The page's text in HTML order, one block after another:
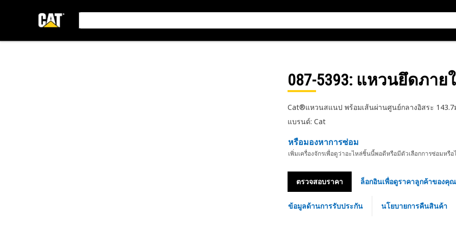
087-5393: แหวนยึดภาย
Cat®แหวนสแนป พร้อมเส้นผ่านศูนย์กลางอิสระ 143.7
แบรนด์: Cat
หรือมองหาการซ่อม
เพิ่มเครื่องจักรเพื่อดูว่าอะไหล่ชิ้นนี้พอดีหรือมีตัวเลือกการซ่อมหรือ
ตรวจสอบราคา ล็อกอินเพื่อดูราคาลูกค้าของคุณ
ข้อมูลด้านการรับประกัน นโยบายการคืนสินค้า